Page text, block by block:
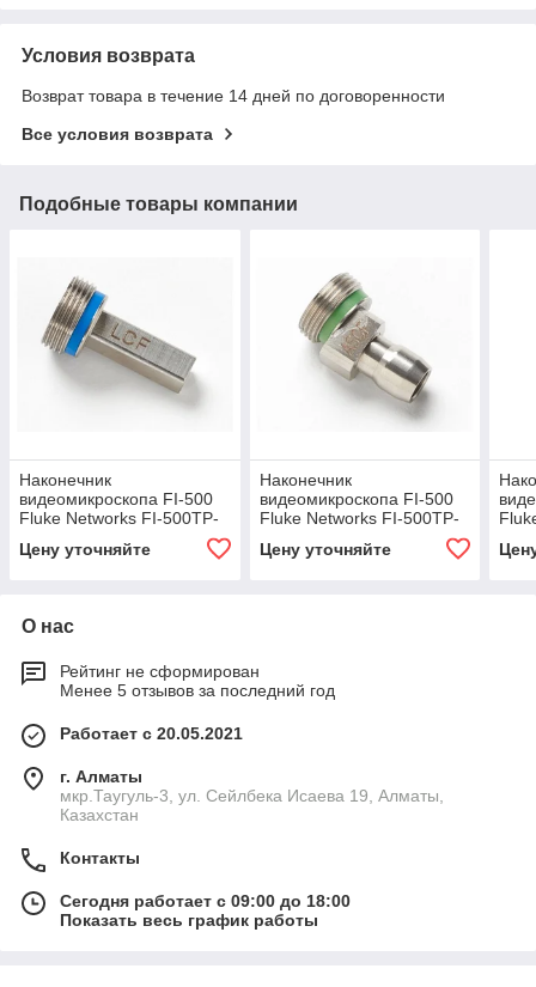
Условия возврата
Возврат товара в течение 14 дней по договоренности
Все условия возврата
Подобные товары компании
Наконечник
видеомикроскопа FI-500
Fluke Networks FI-500TP-
Цену уточняйте
Наконечник
видеомикроскопа FI-500
Fluke Networks FI-500TP-
Цену уточняйте
О нас
Рейтинг не сформирован
Менее 5 отзывов за последний год
Работает с 20.05.2021
г. Алматы
мкр.Таугуль-3, ул. Сейлбека Исаева 19, Алматы,
Казахстан
Контакты
Сегодня работает с 09:00 до 18:00
Показать весь график работы